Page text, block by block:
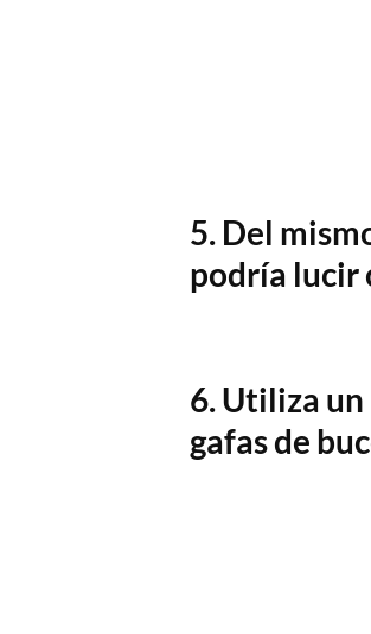
5. Del
podría lucir
6. Utiliza
gafas de